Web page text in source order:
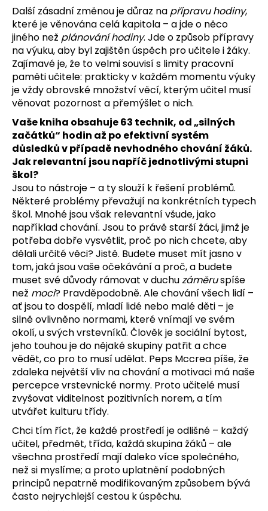
Další zásadní změnou je důraz na přípravu hodiny,
které je věnována celá kapitola – a jde o něco
jiného než plánování hodiny. Jde o způsob přípravy
na výuku, aby byl zajištěn úspěch pro učitele i žáky.
Zajímavé je, že to velmi souvisí s limity pracovní
paměti učitele: prakticky v každém momentu výuky
je vždy obrovské množství věcí, kterým učitel musí
věnovat pozornost a přemýšlet o nich.
Vaše kniha obsahuje 63 technik, od „silných
začátků“ hodin až po efektivní systém
důsledků v případě nevhodného chování žáků.
Jak relevantní jsou napříč jednotlivými stupni
škol?
Jsou to nástroje – a ty slouží k řešení problémů.
Některé problémy převažují na konkrétních typech
škol. Mnohé jsou však relevantní všude, jako
například chování. Jsou to právě starší žáci, jimž je
potřeba dobře vysvětlit, proč po nich chcete, aby
dělali určité věci? Jistě. Budete muset mít jasno v
tom, jaká jsou vaše očekávání a proč, a budete
muset své důvody rámovat v duchuzáměruspíše
než moci? Pravděpodobně. Ale chování všech lidí –
ať jsou to dospělí, mladí lidé nebo malé děti – je
silně ovlivněno normami, které vnímají ve svém
okolí, u svých vrstevníků. Člověk je sociální bytost,
jeho touhou je do nějaké skupiny patřit a chce
vědět, co pro to musí udělat. Peps Mccrea píše, že
zdaleka největší vliv na chování a motivaci má naše
percepce vrstevnické normy. Proto učitelé musí
zvyšovat viditelnost pozitivních norem, a tím
utvářet kulturu třídy.
Chci tím říct, že každé prostředí je odlišné – každý
učitel, předmět, třída, každá skupina žáků – ale
všechna prostředí mají daleko více společného,
než si myslíme; a proto uplatnění podobných
principů nepatrně modifikovaným způsobem bývá
často nejrychlejší cestou k úspěchu.